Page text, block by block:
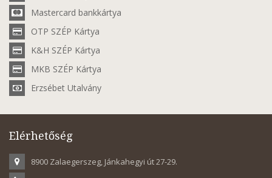
Mastercard bankkártya
OTP SZÉP Kártya
K&H SZÉP Kártya
MKB SZÉP Kártya
Erzsébet Utalvány
Elérhetőség
8900 Zalaegerszeg, Jánkahegyi út 27-29.